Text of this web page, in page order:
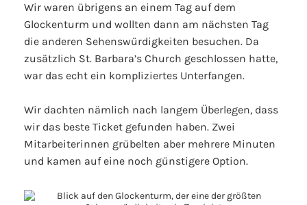
Wir waren übrigens an einem Tag auf dem
Glockenturm und wollten dann am nächsten Tag
die anderen Sehenswürdigkeiten besuchen. Da
zusätzlich St. Barbara’s Church geschlossen hatte,
war das echt ein kompliziertes Unterfangen.
Wir dachten nämlich nach langem Überlegen, dass
wir das beste Ticket gefunden haben. Zwei
Mitarbeiterinnen grübelten aber mehrere Minuten
und kamen auf eine noch günstigere Option.